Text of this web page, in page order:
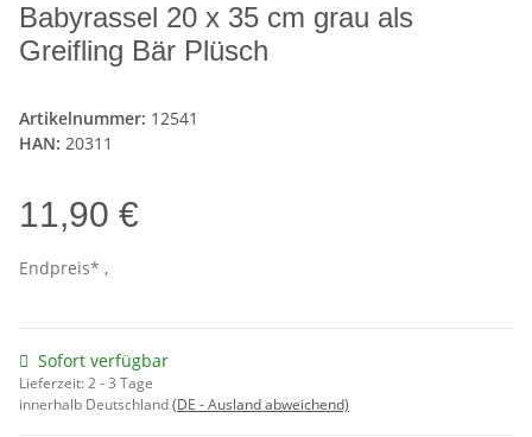
Babyrassel 20 x 35 cm grau als
Greifling Bär Plüsch
Artikelnummer: 12541
HAN: 20311
11,90 €
Endpreis* ,
Sofort verfügbar
Lieferzeit:2 - 3 Tage
innerhalb Deutschland(DE - Ausland abweichend)